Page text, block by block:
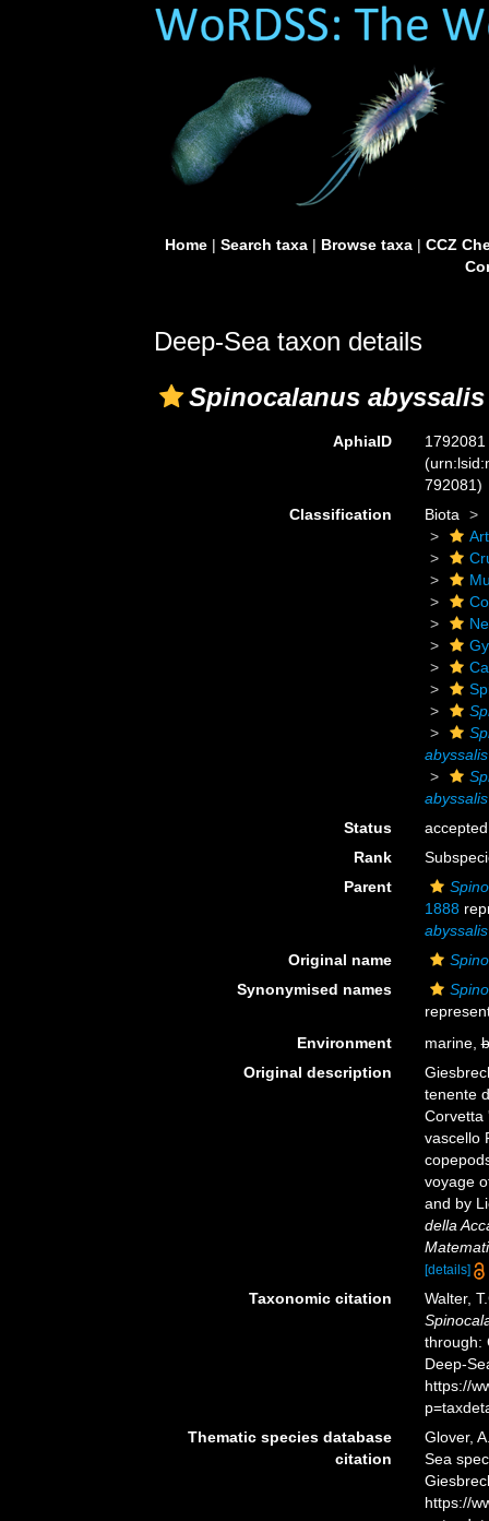
Home| Search taxa| Browse taxa| CCZ
Deep-Sea taxon details
Spinocalanus
AphiaID
1792081
792081)
Classification
Biota
abyssalis
abyssalis
Status
accepted
Rank
Parent
1888
Original name
Synonymised names
Environment
marine,
Original description
tenente
Corvetta
vascello
voyage
and by
della
[details]
Taxonomic citation
Walter,
through:
Deep-
https://
Thematic species database
citation
Glover,
Sea
https://